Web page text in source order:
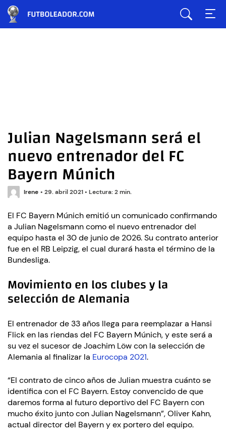
Julian Nagelsmann será el
nuevo entrenador del FC
Bayern Múnich
Irene • 29. abril 2021• Lectura: 2 min.
El FC Bayern Múnich emitió un comunicado confirmando
a Julian Nagelsmann como el nuevo entrenador del
equipo hasta el 30 de junio de 2026. Su contrato anterior
fue en el RB Leipzig, el cual durará hasta el término de la
Bundesliga.
Movimiento en los clubes y la
selección de Alemania
El entrenador de 33 años llega para reemplazar a Hansi
Flick en las riendas del FC Bayern Múnich, y este será a
su vez el sucesor de Joachim Löw con la selección de
Alemania al finalizar la Eurocopa 2021.
“El contrato de cinco años de Julian muestra cuánto se
identifica con el FC Bayern. Estoy convencido de que
daremos forma al futuro deportivo del FC Bayern con
mucho éxito junto con Julian Nagelsmann”, Oliver Kahn,
actual director del Bayern y ex portero del equipo.